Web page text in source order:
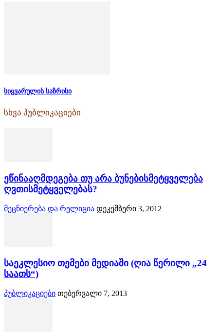
სიყვარულის საზრისი
სხვა პუბლიკაციები
ეწინააღმდეგება თუ არა ბუნებისმეტყველება
ღვთისმეტყველებას?
მეცნიერება და რელიგია დეკემბერი 3, 2012
საეკლესიო თემები მედიაში (ღია წერილი „24
საათს“)
პუბლიკაციები თებერვალი 7, 2013